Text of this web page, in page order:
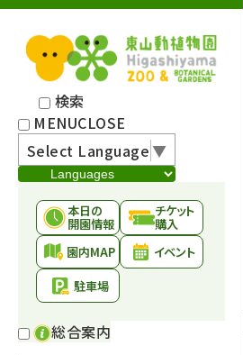
検索
MENUCLOSE
Select Language▼
本日の
開園情報
チケット
購入
園内MAP
イベント
駐車場
総合案内